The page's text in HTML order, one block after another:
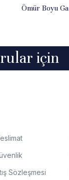
Ömür Boyu
için
Sözleşmesi